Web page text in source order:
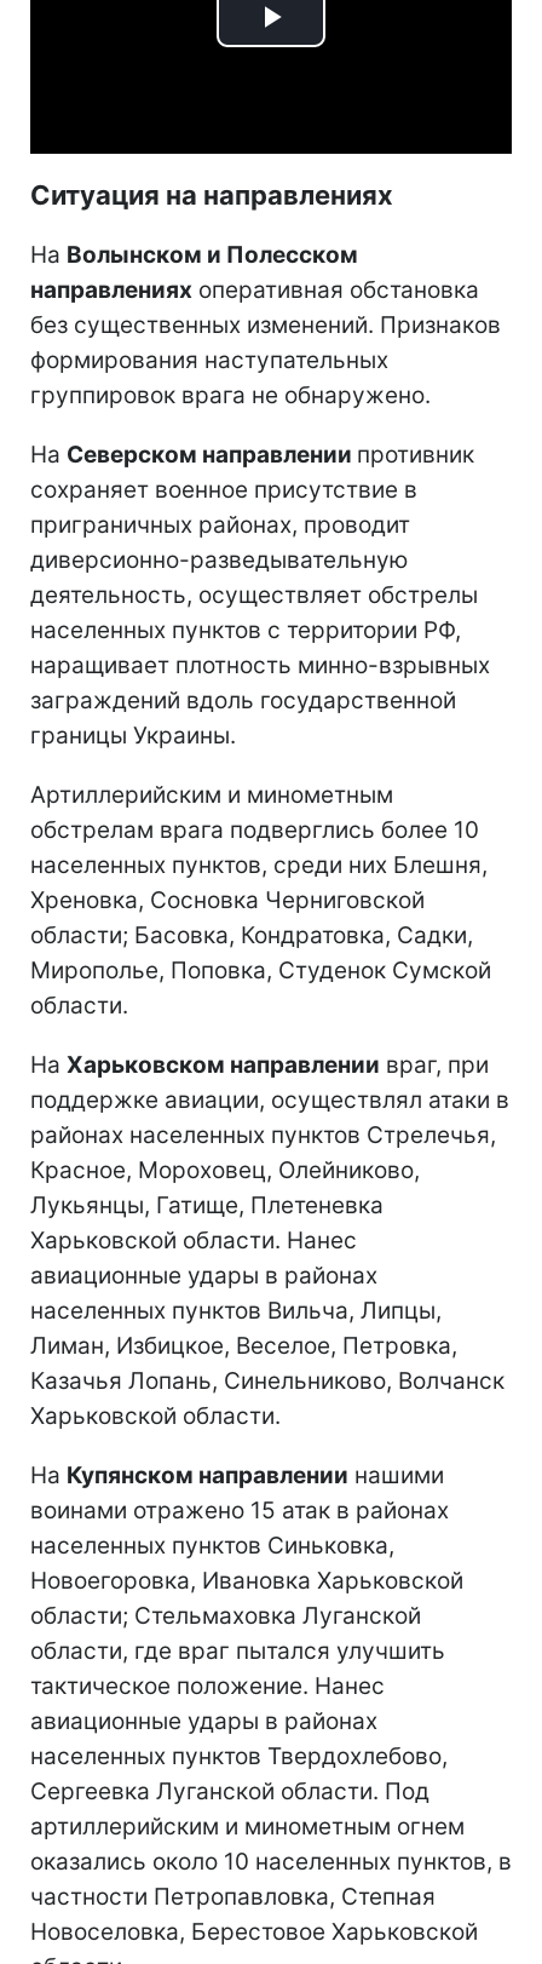
Play
Ситуация на направлениях
На Волынском и Полесском
направлениях оперативная обстановка
без существенных изменений. Признаков
формирования наступательных
группировок врага не обнаружено.
На Северском направлении противник
сохраняет военное присутствие в
приграничных районах, проводит
диверсионно-разведывательную
деятельность, осуществляет обстрелы
населенных пунктов с территории РФ,
наращивает плотность минно-взрывных
заграждений вдоль государственной
границы Украины.
Артиллерийским и минометным
обстрелам врага подверглись более 10
населенных пунктов, среди них Блешня,
Хреновка, Сосновка Черниговской
области; Басовка, Кондратовка, Садки,
Мирополье, Поповка, Студенок Сумской
области.
На Харьковском направлении враг, при
поддержке авиации, осуществлял атаки в
районах населенных пунктов Стрелечья,
Красное, Мороховец, Олейниково,
Лукьянцы, Гатище, Плетеневка
Харьковской области. Нанес
авиационные удары в районах
населенных пунктов Вильча, Липцы,
Лиман, Избицкое, Веселое, Петровка,
Казачья Лопань, Синельниково, Волчанск
Харьковской области.
На Купянском направлении нашими
воинами отражено 15 атак в районах
населенных пунктов Синьковка,
Новоегоровка, Ивановка Харьковской
области; Стельмаховка Луганской
области, где враг пытался улучшить
тактическое положение. Нанес
авиационные удары в районах
населенных пунктов Твердохлебово,
Сергеевка Луганской области. Под
артиллерийским и минометным огнем
оказались около 10 населенных пунктов, в
частности Петропавловка, Степная
Новоселовка, Берестовое Харьковской